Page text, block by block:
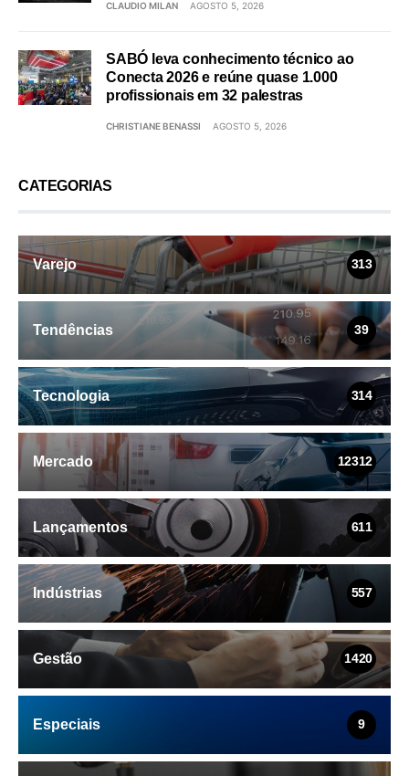
CLAUDIO MILAN AGOSTO 5, 2026
SABÓ leva conhecimento técnico ao
Conecta 2026 e reúne quase 1.000
profissionais em 32 palestras
CHRISTIANE BENASSI AGOSTO 5, 2026
CATEGORIAS
Varejo 313
Tendências 39
Tecnologia 314
Mercado 12312
Lançamentos 611
Indústrias 557
Gestão 1420
Especiais 9